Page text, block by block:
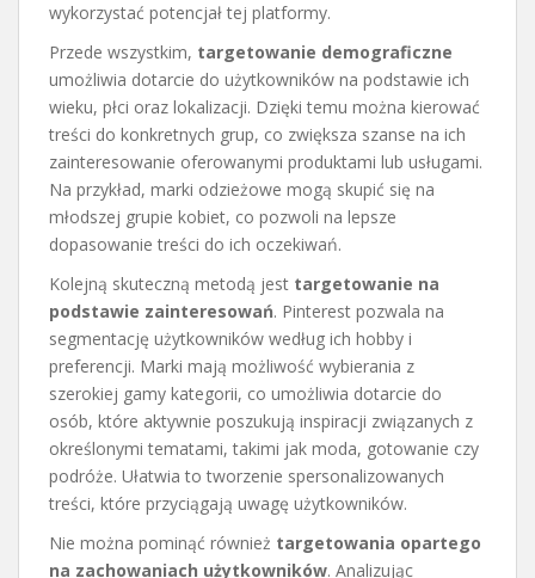
wykorzystać potencjał tej platformy.
Przede wszystkim, targetowanie demograficzne
umożliwia dotarcie do użytkowników na podstawie ich
wieku, płci oraz lokalizacji. Dzięki temu można kierować
treści do konkretnych grup, co zwiększa szanse na ich
zainteresowanie oferowanymi produktami lub usługami.
Na przykład, marki odzieżowe mogą skupić się na
młodszej grupie kobiet, co pozwoli na lepsze
dopasowanie treści do ich oczekiwań.
Kolejną skuteczną metodą jest targetowanie na
podstawie zainteresowań. Pinterest pozwala na
segmentację użytkowników według ich hobby i
preferencji. Marki mają możliwość wybierania z
szerokiej gamy kategorii, co umożliwia dotarcie do
osób, które aktywnie poszukują inspiracji związanych z
określonymi tematami, takimi jak moda, gotowanie czy
podróże. Ułatwia to tworzenie spersonalizowanych
treści, które przyciągają uwagę użytkowników.
Nie można pominąć również targetowania opartego
na zachowaniach użytkowników. Analizując